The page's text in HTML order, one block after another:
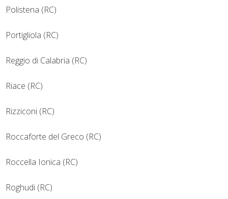
Polistena (RC)
Portigliola (RC)
Reggio di Calabria (RC)
Riace (RC)
Rizziconi (RC)
Roccaforte del Greco (RC)
Roccella Ionica (RC)
Roghudi (RC)